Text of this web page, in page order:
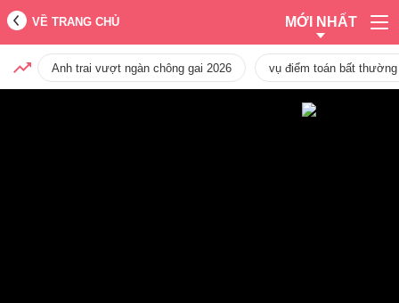
VỀ TRANG CHỦ MỚI NHẤT
Anh trai vượt ngàn chông gai 2026 vụ điểm toán bất